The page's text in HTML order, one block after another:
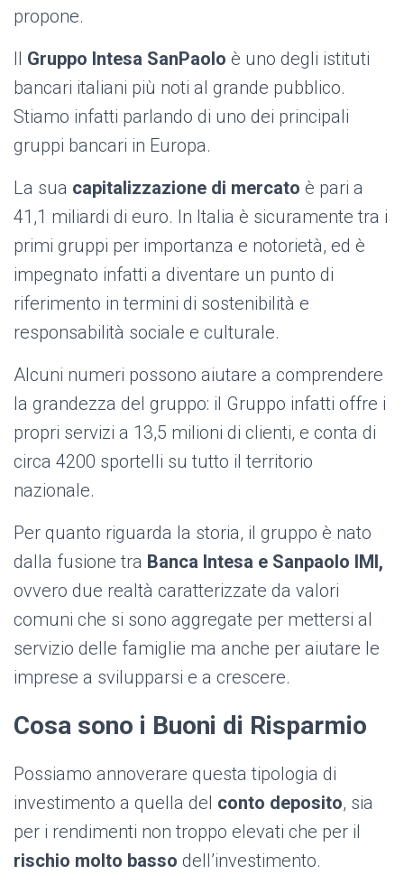
propone.
Il Gruppo Intesa SanPaolo è uno degli istituti
bancari italiani più noti al grande pubblico.
Stiamo infatti parlando di uno dei principali
gruppi bancari in Europa.
La sua capitalizzazione di mercato è pari a
41,1 miliardi di euro. In Italia è sicuramente tra i
primi gruppi per importanza e notorietà, ed è
impegnato infatti a diventare un punto di
riferimento in termini di sostenibilità e
responsabilità sociale e culturale.
Alcuni numeri possono aiutare a comprendere
la grandezza del gruppo: il Gruppo infatti offre i
propri servizi a 13,5 milioni di clienti, e conta di
circa 4200 sportelli su tutto il territorio
nazionale.
Per quanto riguarda la storia, il gruppo è nato
dalla fusione tra Banca Intesa e Sanpaolo IMI,
ovvero due realtà caratterizzate da valori
comuni che si sono aggregate per mettersi al
servizio delle famiglie ma anche per aiutare le
imprese a svilupparsi e a crescere.
Cosa sono i Buoni di Risparmio
Possiamo annoverare questa tipologia di
investimento a quella del conto deposito, sia
per i rendimenti non troppo elevati che per il
rischio molto basso dell’investimento.